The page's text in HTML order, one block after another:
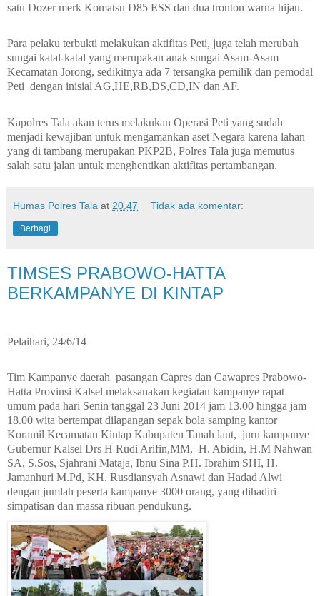
satu Dozer merk Komatsu D85 ESS dan dua tronton warna hijau.
Para pelaku terbukti melakukan aktifitas Peti, juga telah merubah
sungai katal-katal yang merupakan anak sungai Asam-Asam
Kecamatan Jorong, sedikitnya ada 7 tersangka pemilik dan pemodal
Peti dengan inisial AG,HE,RB,DS,CD,IN dan AF.
Kapolres Tala akan terus melakukan Operasi Peti yang sudah
menjadi kewajiban untuk mengamankan aset Negara karena lahan
yang di tambang merupakan PKP2B, Polres Tala juga memutus
salah satu jalan untuk menghentikan aktifitas pertambangan.
Humas Polres Tala at 20.47 Tidak ada komentar:
Berbagi
TIMSES PRABOWO-HATTA
BERKAMPANYE DI KINTAP
Pelaihari, 24/6/14
Tim Kampanye daerah pasangan Capres dan Cawapres Prabowo-
Hatta Provinsi Kalsel melaksanakan kegiatan kampanye rapat
umum pada hari Senin tanggal 23 Juni 2014 jam 13.00 hingga jam
18.00 wita bertempat dilapangan sepak bola samping kantor
Koramil Kecamatan Kintap Kabupaten Tanah laut, juru kampanye
Gubernur Kalsel Drs H Rudi Arifin,MM, H. Abidin, H.M Nahwan
SA, S.Sos, Sjahrani Mataja, Ibnu Sina P.H. Ibrahim SHI, H.
Jamanhuri M.Pd, KH. Rusdiansyah Asnawi dan Hadad Alwi
dengan jumlah peserta kampanye 3000 orang, yang dihadiri
simpatisan dan massa ribuan pendukung.